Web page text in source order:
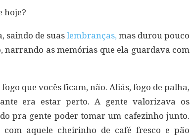
hoje?
saindo de suas lembranças, mas durou pouco
narrando as memórias que ela guardava com
que vocês ficam, não. Aliás, fogo de palha,
era estar perto. A gente valorizava os
pra gente poder tomar um cafezinho junto.
aquele cheirinho de café fresco e pão